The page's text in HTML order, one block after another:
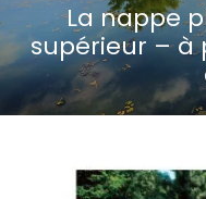
La nappe
supérieur – à